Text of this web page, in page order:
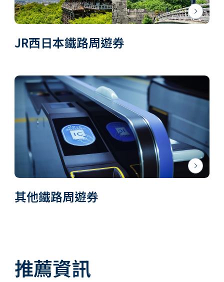
JR西日本鐵路周遊券
其他鐵路周遊券
推薦資訊